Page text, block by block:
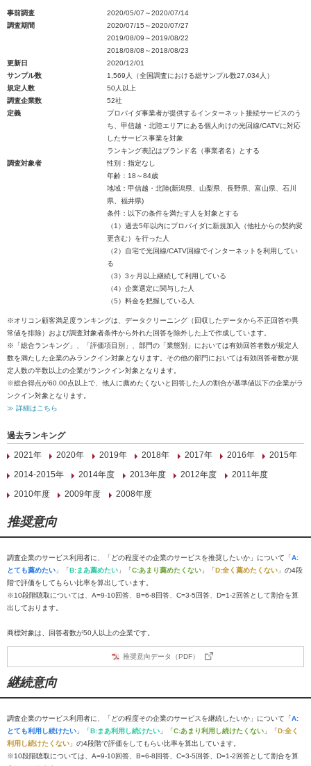
事前調査
2020/05/07～2020/07/14
調査期間
2020/07/15～2020/07/27
2019/08/09～2019/08/22
2018/08/08～2018/08/23
更新日
2020/12/01
サンプル数
1,569人（全国調査における総サンプル数27,034人）
規定人数
50人以上
調査企業数
52社
定義
プロバイダ事業者が提供するインターネット接続サービスのう
ち、甲信越・北陸エリアにある個人向けの光回線/CATVに対応
したサービス事業を対象
ランキング表記はブランド名（事業者名）とする
調査対象者
性別：指定なし
年齢：18～84歳
地域：甲信越・北陸(新潟県、山梨県、長野県、富山県、石川
県、福井県)
条件：以下の条件を満たす人を対象とする
（1）過去5年以内にプロバイダに新規加入（他社からの契約変
更含む）を行った人
（2）自宅で光回線/CATV回線でインターネットを利用してい
る
（3）3ヶ月以上継続して利用している
（4）企業選定に関与した人
（5）料金を把握している人
※オリコン顧客満足度ランキングは、データクリーニング（回収したデータから不正回答や異
常値を排除）および調査対象者条件から外れた回答を除外した上で作成しています。
※「総合ランキング」、「評価項目別」、部門の「業態別」においては有効回答者数が規定人
数を満たした企業のみランクイン対象となります。その他の部門においては有効回答者数が規
定人数の半数以上の企業がランクイン対象となります。
※総合得点が60.00点以上で、他人に薦めたくないと回答した人の割合が基準値以下の企業がラ
ンクイン対象となります。
≫ 詳細はこちら
過去ランキング
2021年
2020年 2019年 2018年 2017年 2016年
2015年
2014-2015年
2014年度 2013年度 2012年度
2011年度
2010年度
2009年度 2008年度
推奨意向
調査企業のサービス利用者に、「どの程度その企業のサービスを推奨したいか」について「A:
とても薦めたい 」「B:まあ薦めたい 」「C:あまり薦めたくない 」「D:全く薦めたくない 」の4段
階で評価をしてもらい比率を算出しています。
※10段階聴取については、A=9-10回答、B=6-8回答、C=3-5回答、D=1-2回答として割合を算
出しております。
商標対象は、回答者数が50人以上の企業です。
推奨意向データ（PDF）
継続意向
調査企業のサービス利用者に、「どの程度その企業のサービスを継続したいか」について「A:
とても利用し続けたい 」「B:まあ利用し続けたい 」「C:あまり利用し続けたくない 」「D:全く
利用し続けたくない 」の4段階で評価をしてもらい比率を算出しています。
※10段階聴取については、A=9-10回答、B=6-8回答、C=3-5回答、D=1-2回答として割合を算